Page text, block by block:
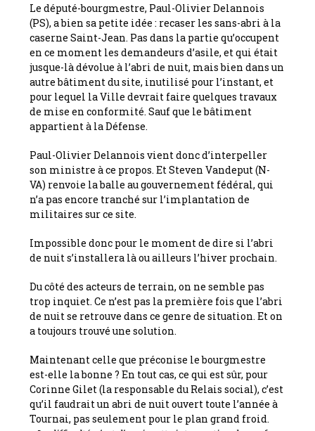
Le député-bourgmestre, Paul-Olivier Delannois
(PS), a bien sa petite idée : recaser les sans-abri à la
caserne Saint-Jean. Pas dans la partie qu’occupent
en ce moment les demandeurs d’asile, et qui était
jusque-là dévolue à l’abri de nuit, mais bien dans un
autre bâtiment du site, inutilisé pour l’instant, et
pour lequel la Ville devrait faire quelques travaux
de mise en conformité. Sauf que le bâtiment
appartient à la Défense.
Paul-Olivier Delannois vient donc d’interpeller
son ministre à ce propos. Et Steven Vandeput (N-
VA) renvoie la balle au gouvernement fédéral, qui
n’a pas encore tranché sur l’implantation de
militaires sur ce site.
Impossible donc pour le moment de dire si l’abri
de nuit s’installera là ou ailleurs l’hiver prochain.
Du côté des acteurs de terrain, on ne semble pas
trop inquiet. Ce n’est pas la première fois que l’abri
de nuit se retrouve dans ce genre de situation. Et on
a toujours trouvé une solution.
Maintenant celle que préconise le bourgmestre
est-elle la bonne ? En tout cas, ce qui est sûr, pour
Corinne Gilet (la responsable du Relais social), c’est
qu’il faudrait un abri de nuit ouvert toute l’année à
Tournai, pas seulement pour le plan grand froid.